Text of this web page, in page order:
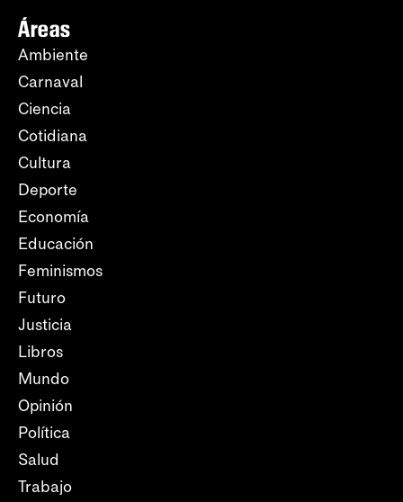
Áreas
Ambiente
Carnaval
Ciencia
Cotidiana
Cultura
Deporte
Economía
Educación
Feminismos
Futuro
Justicia
Libros
Mundo
Opinión
Política
Salud
Trabajo